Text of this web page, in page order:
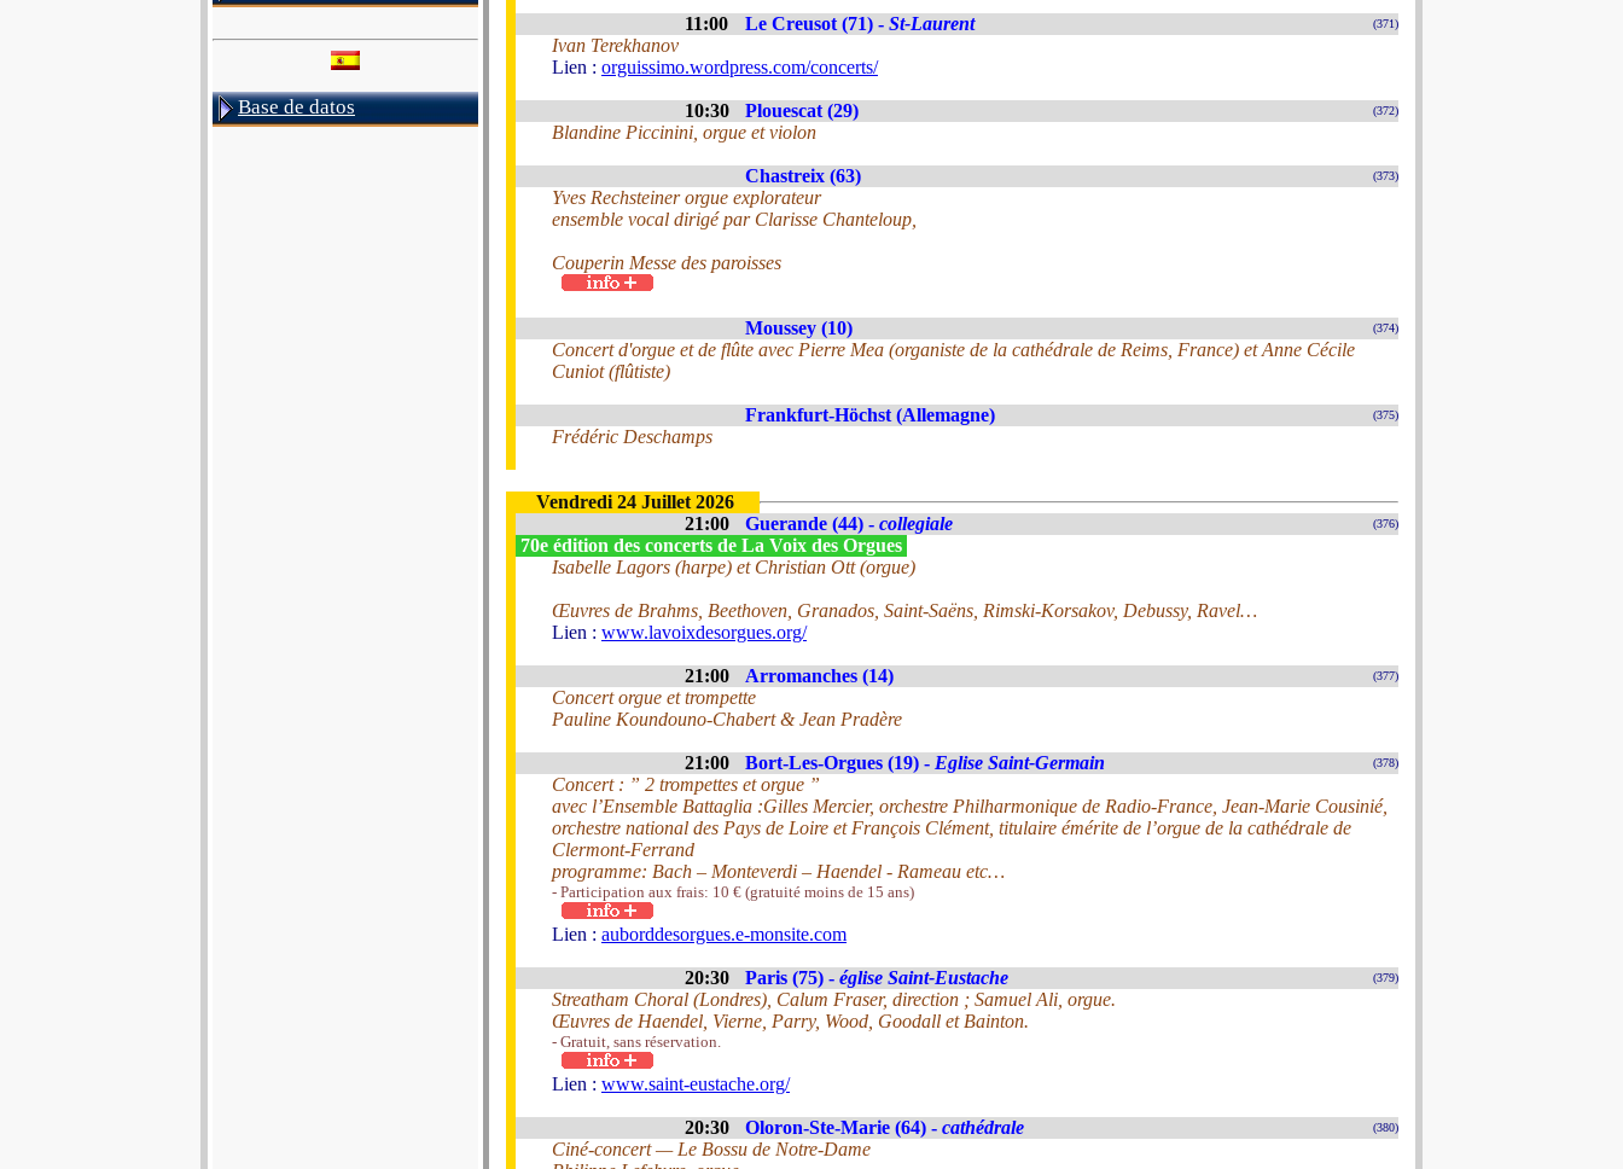
Base de datos
11:00 Le Creusot (71) - St-Laurent (371)
Ivan Terekhanov
Lien : orguissimo.wordpress.com/concerts/
10:30 Plouescat (29) (372)
Blandine Piccinini, orgue et violon
Chastreix (63) (373)
Yves Rechsteiner orgue explorateur
ensemble vocal dirigé par Clarisse Chanteloup,
Couperin Messe des paroisses
Moussey (10) (374)
Concert d'orgue et de flûte avec Pierre Mea (organiste de la cathédrale de Reims, France) et Anne Cécile
Cuniot (flûtiste)
Frankfurt-Höchst (Allemagne) (375)
Frédéric Deschamps
Vendredi 24 Juillet 2026
21:00
Guerande (44) - collegiale (376)
70e édition des concerts de La Voix des Orgues
Isabelle Lagors (harpe) et Christian Ott (orgue)
Œuvres de Brahms, Beethoven, Granados, Saint-Saëns, Rimski-Korsakov, Debussy, Ravel…
Lien : www.lavoixdesorgues.org/
21:00 Arromanches (14) (377)
Concert orgue et trompette
Pauline Koundouno-Chabert & Jean Pradère
21:00 Bort-Les-Orgues (19) - Eglise Saint-Germain (378)
Concert : ” 2 trompettes et orgue ”
avec l’Ensemble Battaglia :Gilles Mercier, orchestre Philharmonique de Radio-France, Jean-Marie Cousinié,
orchestre national des Pays de Loire et François Clément, titulaire émérite de l’orgue de la cathédrale de
Clermont-Ferrand
programme: Bach – Monteverdi – Haendel - Rameau etc…
- Participation aux frais: 10 € (gratuité moins de 15 ans)
Lien : auborddesorgues.e-monsite.com
20:30 Paris (75) - église Saint-Eustache (379)
Streatham Choral (Londres), Calum Fraser, direction ; Samuel Ali, orgue.
Œuvres de Haendel, Vierne, Parry, Wood, Goodall et Bainton.
- Gratuit, sans réservation.
Lien : www.saint-eustache.org/
20:30 Oloron-Ste-Marie (64) - cathédrale (380)
Ciné-concert — Le Bossu de Notre-Dame